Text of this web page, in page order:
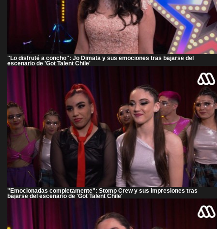
"Lo disfruté a concho": Jo Dimata y sus emociones tras bajarse del
escenario de 'Got Talent Chile'
"Emocionadas completamente": Stomp Crew y sus impresiones tras
bajarse del escenario de 'Got Talent Chile'